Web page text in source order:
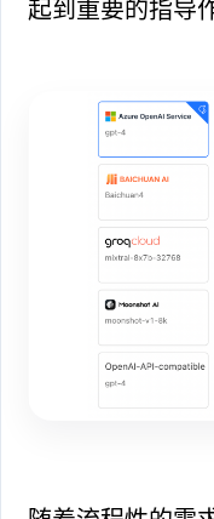
起到重要的指导